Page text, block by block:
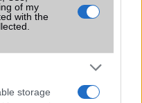
of my
with the
storage
funkció, amely
használatot,
is hiányzik.